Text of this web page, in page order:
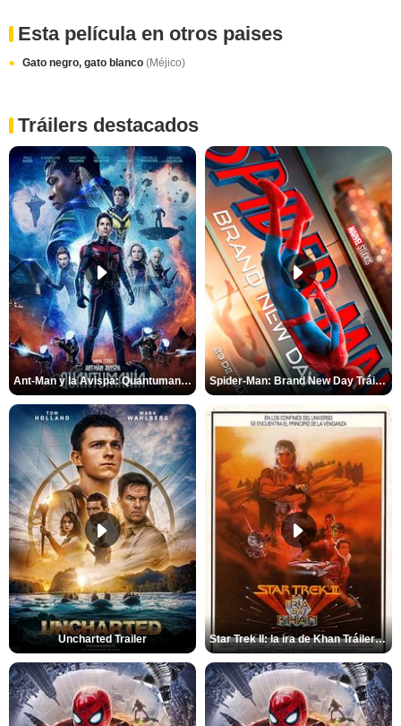
Esta película en otros paises
Gato negro, gato blanco (Méjico)
Tráilers destacados
Ant-Man y la Avispa: Quantumanía Tráiler (2) Spider-Man: Brand New Day Tráiler (3)
Uncharted Trailer Star Trek II: la ira de Khan Tráiler VO